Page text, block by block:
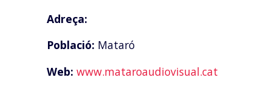
Adreça:
Població: Mataró
Web: www.mataroaudiovisual.cat